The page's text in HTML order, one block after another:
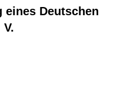
eines Deutschen